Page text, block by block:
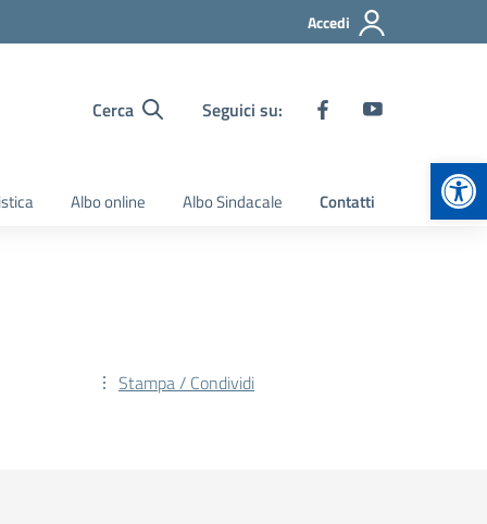
Accedi
Cerca Seguici su:
Albo online Albo Sindacale Contatti
Stampa / Condividi